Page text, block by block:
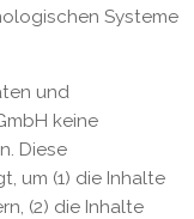
Systeme
und
keine
Diese
um (1) die Inhalte
(2) die Inhalte